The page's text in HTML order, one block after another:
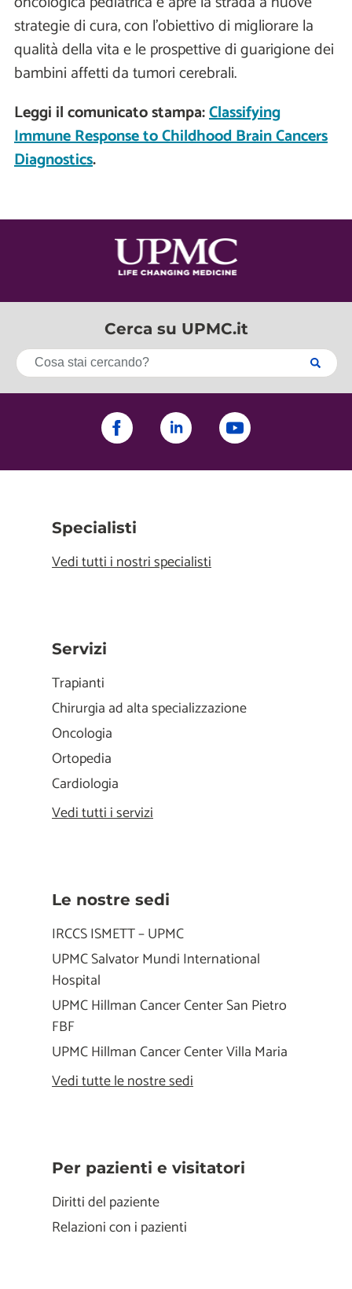
strategie di cura, con l'obiettivo di migliorare la
qualità della vita e le prospettive di guarigione dei
bambini affetti da tumori cerebrali.
Leggi il comunicato stampa:Classifying
Immune Response to Childhood Brain Cancers
Diagnostics.
Cerca su UPMC.it
Specialisti
Vedi tutti i nostri specialisti
Servizi
Trapianti
Chirurgia ad alta specializzazione
Oncologia
Ortopedia
Cardiologia
Vedi tutti i servizi
Le nostre sedi
IRCCS ISMETT – UPMC
UPMC Salvator Mundi International
Hospital
UPMC Hillman Cancer Center San Pietro
FBF
UPMC Hillman Cancer Center Villa Maria
Vedi tutte le nostre sedi
Per pazienti e visitatori
Diritti del paziente
Relazioni con i pazienti